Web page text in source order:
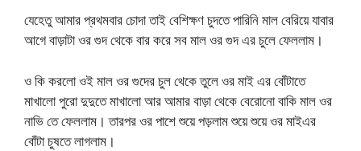
যেহেতু আমার প্রথমবার চোদা তাই বেশিক্ষণ চুদতে পারিনি মাল বেরিয়ে যাবার
আগে বাড়াটা ওর গুদ থেকে বার করে সব মাল ওর গুদ এর চুলে ফেললাম।
ও কি করলো ওই মাল ওর গুদের চুল থেকে তুলে ওর মাই এর বোঁটাতে
মাখালো পুরো দুদুতে মাখালো আর আমার বাড়া থেকে বেরোনো বাকি মাল ওর
নাভি তে ফেললাম। তারপর ওর পাশে শুয়ে পড়লাম শুয়ে শুয়ে ওর মাইএর
বোঁটা চুষতে লাগলাম।